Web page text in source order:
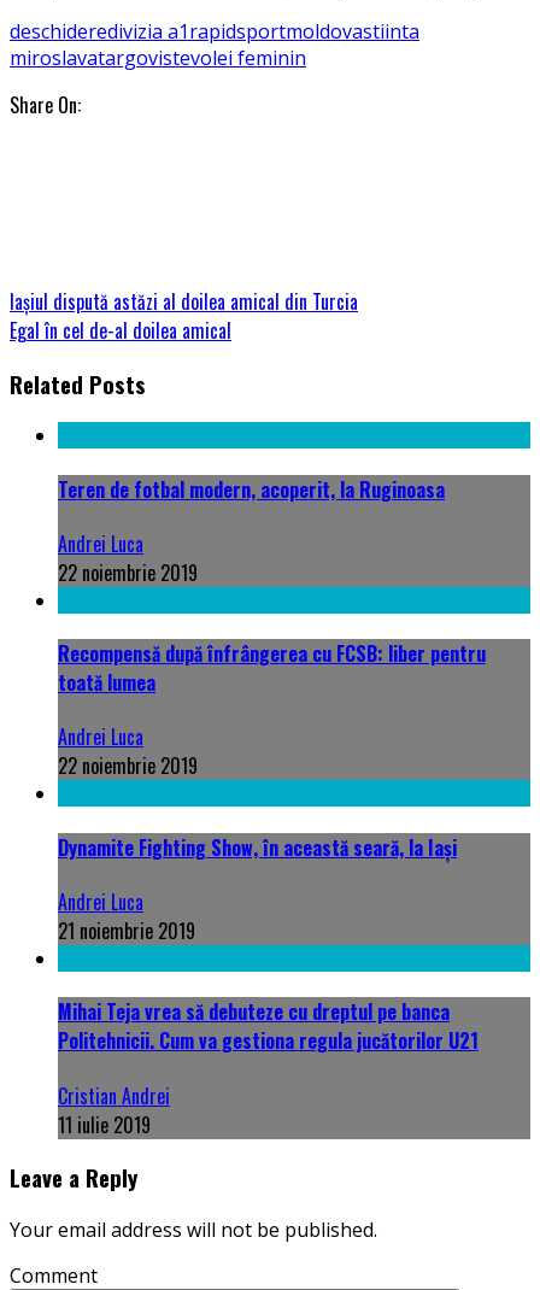
deschideredivizia a1rapidsportmoldovastiinta
miroslavatargovistevolei feminin
Share On:
Iașiul dispută astăzi al doilea amical din Turcia
Egal în cel de-al doilea amical
Related Posts
Teren de fotbal modern, acoperit, la Ruginoasa
Andrei Luca
22 noiembrie 2019
Recompensă după înfrângerea cu FCSB: liber pentru
toată lumea
Andrei Luca
22 noiembrie 2019
Dynamite Fighting Show, în această seară, la Iași
Andrei Luca
21 noiembrie 2019
Mihai Teja vrea să debuteze cu dreptul pe banca
Politehnicii. Cum va gestiona regula jucătorilor U21
Cristian Andrei
11 iulie 2019
Leave a Reply
Your email address will not be published.
Comment